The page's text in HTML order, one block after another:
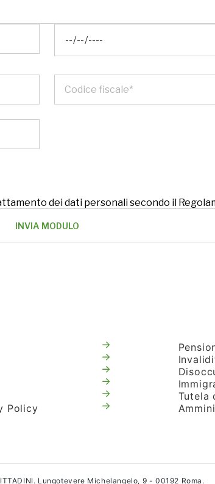
dei dati personali secondo il
Policy
Tutela
Lungotevere Michelangelo, 9 - 00192 Roma.